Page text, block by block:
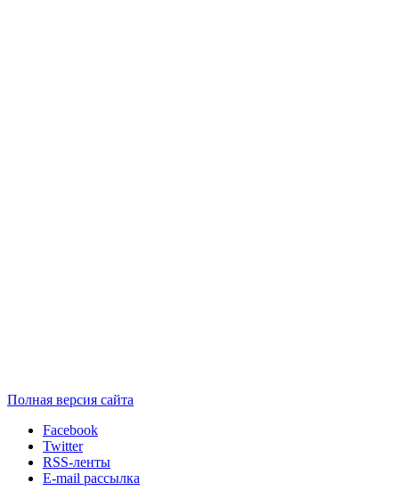
Полная версия сайта
Facebook
Twitter
RSS-ленты
E-mail рассылка